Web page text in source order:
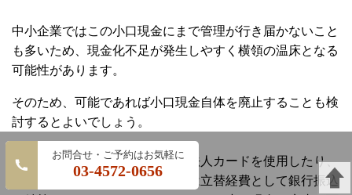
03-4572-0656
中小企業ではこの小口現金にまで管理が行き届かないこと
も多いため、現金化不足が発生しやすく横領の温床となる
可能性があります。
そのため、可能であれば小口現金自体を廃止することも検
討するとよいでしょう。
例えば、支払いには原則として法人カードを使用したり、
やむを得ず現金払いをする際には立替経費として銀行振込